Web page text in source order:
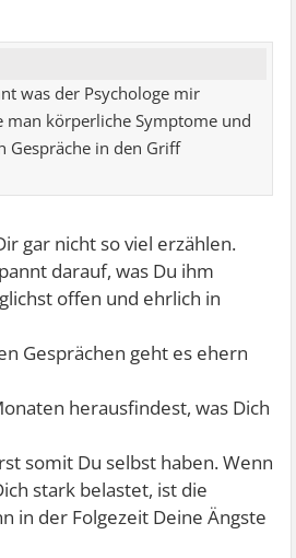
was der Psychologe mir
man körperliche Symptome und
Gespräche in den Griff
gar nicht so viel erzählen.
darauf, was Du ihm
offen und ehrlich in
Gesprächen geht es ehern
herausfindest, was Dich
somit Du selbst haben. Wenn
stark belastet, ist die
in der Folgezeit Deine Ängste